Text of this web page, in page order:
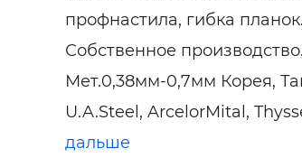
профнастила, гибка планок.
Собственное производство.
Мет.0,38мм-0,7мм Корея,
U.A.Steel, ArcelorMital,
дальше